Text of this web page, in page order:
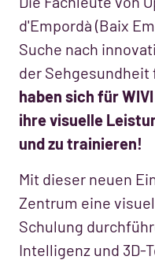
d'Empordà (Baix
Suche nach
der Sehgesundheit
haben sich für
ihre visuelle
und zu trainieren!
Mit dieser neuen
Zentrum eine
Schulung
Intelligenz und 3D-